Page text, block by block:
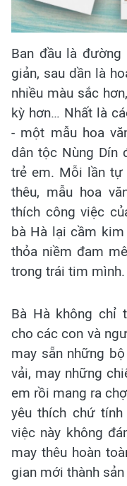
Ban đầu là
giản, sau dần là
nhiều màu sắc
kỳ hơn… Nhất là
- một mẫu hoa
dân tộc Nùng Dín
trẻ em. Mỗi lần tự
thêu, mẫu hoa
thích công việc
bà Hà lại cầm
thỏa niềm đam
trong trái tim mình.
Bà Hà không chỉ
cho các con và
may sẵn những
vải, may những
em rồi mang ra
yêu thích chứ
việc này không
may thêu hoàn
gian mới thành